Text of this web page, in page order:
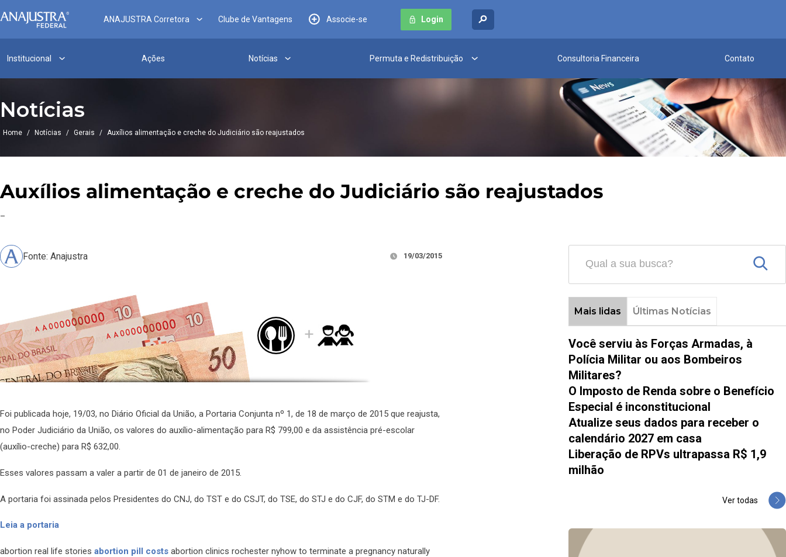
ANAJUSTRA Corretora Clube de Vantagens Associe-se Login
Institucional Ações Notícias Permuta e Redistribuição Consultoria Financeira Contato
Notícias
Home / Notícias / Gerais / Auxílios alimentação e creche do Judiciário são reajustados
Auxílios alimentação e creche do Judiciário são reajustados
–
Fonte: Anajustra 19/03/2015
Foi publicada hoje, 19/03, no Diário Oficial da União, a Portaria Conjunta nº 1, de 18 de março de 2015 que reajusta,
no Poder Judiciário da União, os valores do auxílio-alimentação para R$ 799,00 e da assistência pré-escolar
(auxílio-creche) para R$ 632,00.
Esses valores passam a valer a partir de 01 de janeiro de 2015.
A portaria foi assinada pelos Presidentes do CNJ, do TST e do CSJT, do TSE, do STJ e do CJF, do STM e do TJ-DF.
Leia a portaria
abortion real life stories abortion pill costs abortion clinics rochester nyhow to terminate a pregnancy naturally
Mais lidas Últimas Notícias
Você serviu às Forças Armadas, à
Polícia Militar ou aos Bombeiros
Militares?
O Imposto de Renda sobre o Benefício
Especial é inconstitucional
Atualize seus dados para receber o
calendário 2027 em casa
Liberação de RPVs ultrapassa R$ 1,9
milhão
Ver todas